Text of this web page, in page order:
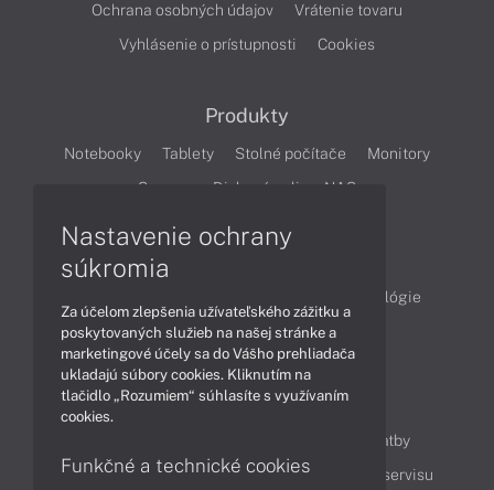
Ochrana osobných údajov
Vrátenie tovaru
Vyhlásenie o prístupnosti
Cookies
Produkty
Notebooky Tablety Stolné počítače
Monitory
Servery
Diskové polia a NAS
Technológie
Videá
Obsah
Možnosti doručenia a platby
Podpora a servis
Servisné služby Cenník servisu
Nastavenie ochrany
súkromia
Za účelom zlepšenia užívateľského zážitku a
poskytovaných služieb na našej stránke a
marketingové účely sa do Vášho prehliadača
ukladajú súbory cookies. Kliknutím na
tlačidlo „Rozumiem“ súhlasíte s využívaním
cookies.
Funkčné a technické cookies